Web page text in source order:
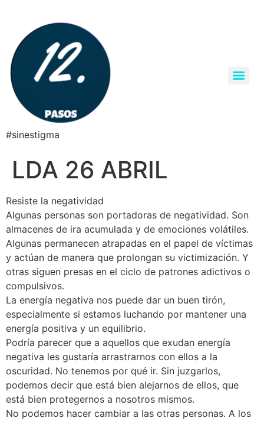
#sinestigma
LDA 26 ABRIL
Resiste la negatividad
Algunas personas son portadoras de negatividad. Son
almacenes de ira acumulada y de emociones volátiles.
Algunas permanecen atrapadas en el papel de víctimas
y actúan de manera que prolongan su victimización. Y
otras siguen presas en el ciclo de patrones adictivos o
compulsivos.
La energía negativa nos puede dar un buen tirón,
especialmente si estamos luchando por mantener una
energía positiva y un equilibrio.
Podría parecer que a aquellos que exudan energía
negativa les gustaría arrastrarnos con ellos a la
oscuridad. No tenemos por qué ir. Sin juzgarlos,
podemos decir que está bien alejarnos de ellos, que
está bien protegernos a nosotros mismos.
No podemos hacer cambiar a las otras personas. A los